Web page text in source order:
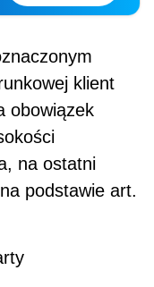
klient
obowiązek
na ostatni
podstawie art.